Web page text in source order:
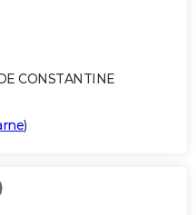
CONSTANTINE
)